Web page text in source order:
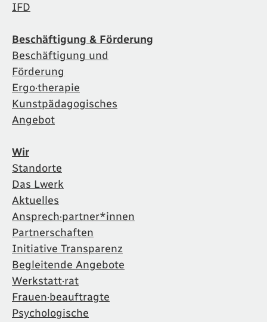
IFD
Beschäftigung & Förderung
Beschäftigung und
Förderung
Ergo·therapie
Kunstpädagogisches
Angebot
Wir
Standorte
Das Lwerk
Aktuelles
Ansprech·partner*innen
Partnerschaften
Initiative Transparenz
Begleitende Angebote
Werkstatt·rat
Frauen·beauftragte
Psychologische